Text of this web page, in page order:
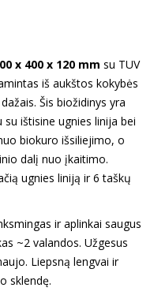
x 400 x 120 mm su TUV
iš aukštos kokybės
Šis biožidinys yra
ištisine ugnies linija bei
biokuro išsiliejimo, o
dalį nuo įkaitimo.
ugnies liniją ir 6 taškų
ir aplinkai saugus
~2 valandos. Užgesus
Liepsną lengvai ir
sklendę.